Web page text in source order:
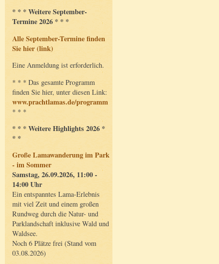
* * * Weitere September-
Termine 2026 * * *
Alle September-Termine finden
Sie hier (link)
Eine Anmeldung ist erforderlich.
* * * Das gesamte Programm
finden Sie hier, unter diesen Link:
www.prachtlamas.de/programm
* * *
* * * Weitere Highlights 2026 *
* *
Große Lamawanderung im Park
- im Sommer
Samstag, 26.09.2026, 11:00 -
14:00 Uhr
Ein entspanntes Lama-Erlebnis
mit viel Zeit und einem großen
Rundweg durch die Natur- und
Parklandschaft inklusive Wald und
Waldsee.
Noch 6 Plätze frei (Stand vom
03.08.2026)